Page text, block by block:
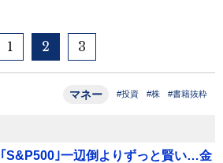
1 2 3
マネー #投資 #株 #書籍抜粋
S&P500｣一辺倒よりずっと賢い…金